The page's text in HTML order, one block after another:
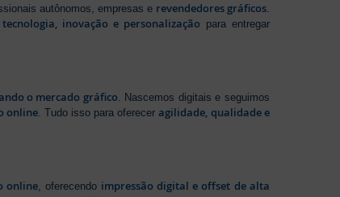
autônomos, empresas e revendedores gráficos.
tecnologia, inovação e personalização para entregar
o mercado gráfico . Nascemos digitais e seguimos
online. Tudo isso para ofereceragilidade, qualidade e
online , oferecendo impressão digital e offset de alta